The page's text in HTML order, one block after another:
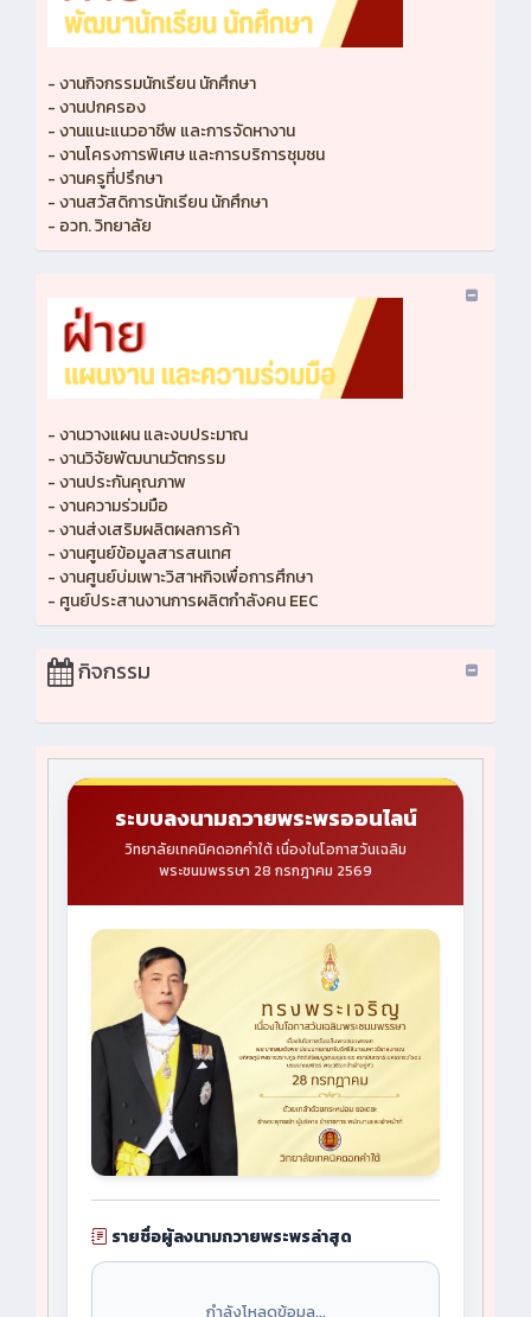
- งานกิจกรรมนักเรียน นักศึกษา
- งานปกครอง
- งานแนะแนวอาชีพ และการจัดหางาน
- งานโครงการพิเศษ และการบริการชุมชน
- งานครูที่ปรึกษา
- งานสวัสดิการนักเรียน นักศึกษา
- อวท. วิทยาลัย
- งานวางแผน และงบประมาณ
- งานวิจัยพัฒนานวัตกรรม
- งานประกันคุณภาพ
- งานความร่วมมือ
- งานส่งเสริมผลิตผลการค้า
- งานศูนย์ข้อมูลสารสนเทศ
- งานศูนย์บ่มเพาะวิสาหกิจเพื่อการศึกษา
- ศูนย์ประสานงานการผลิตกำลังคน EEC
กิจกรรม